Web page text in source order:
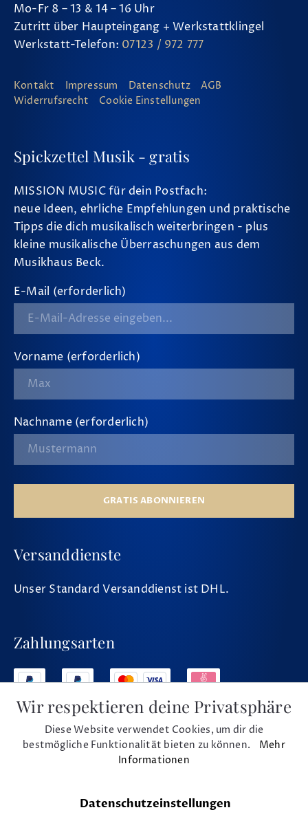
Mo-Fr 8 – 13 & 14 – 16 Uhr
Zutritt über Haupteingang + Werkstattklingel
Werkstatt-Telefon: 07123 / 972 777
Kontakt Impressum Datenschutz
AGB
Widerrufsrecht
Cookie Einstellungen
Spickzettel Musik - gratis
MISSION MUSIC für dein Postfach:
neue Ideen, ehrliche Empfehlungen und praktische
Tipps die dich musikalisch weiterbringen - plus
kleine musikalische Überraschungen aus dem
Musikhaus Beck.
E-Mail (erforderlich)
Vorname (erforderlich)
Nachname (erforderlich)
GRATIS ABONNIEREN
Versanddienste
Unser Standard Versanddienst ist DHL.
Zahlungsarten
Social Media
Wir respektieren deine Privatsphäre
Diese Website verwendet Cookies, um dir die
bestmögliche Funktionalität bieten zu können. Mehr
Informationen
Datenschutzeinstellungen